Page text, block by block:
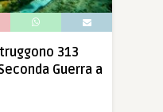
313
Guerra a